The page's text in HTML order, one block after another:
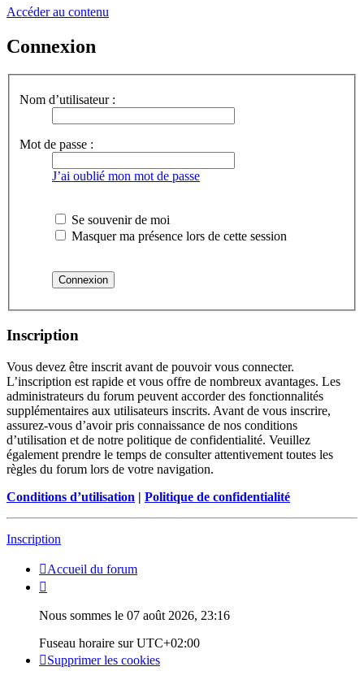
Accéder au contenu
Connexion
Nom d’utilisateur :
Mot de passe :
J’ai oublié mon mot de passe
Se souvenir de moi
Masquer ma présence lors de cette session
Inscription
Vous devez être inscrit avant de pouvoir vous connecter.
L’inscription est rapide et vous offre de nombreux avantages. Les
administrateurs du forum peuvent accorder des fonctionnalités
supplémentaires aux utilisateurs inscrits. Avant de vous inscrire,
assurez-vous d’avoir pris connaissance de nos conditions
d’utilisation et de notre politique de confidentialité. Veuillez
également prendre le temps de consulter attentivement toutes les
règles du forum lors de votre navigation.
Conditions d’utilisation | Politique de confidentialité
Inscription
Accueil du forum
Nous sommes le 07 août 2026, 23:16
Fuseau horaire surUTC+02:00
Supprimer les cookies